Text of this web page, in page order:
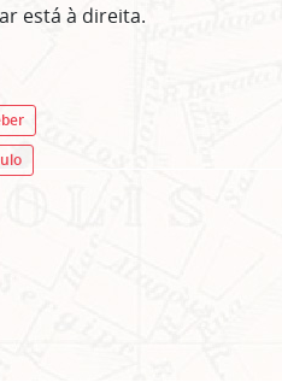
está à direita.